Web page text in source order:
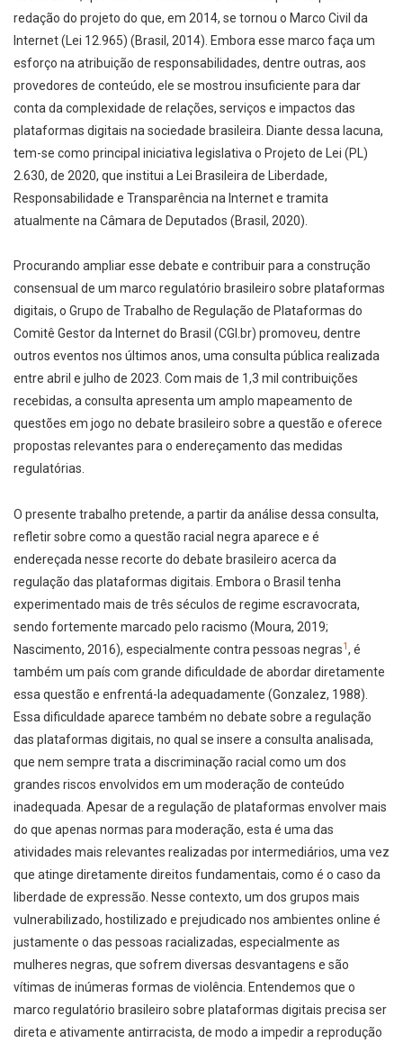
redação do projeto do que, em 2014, se tornou o Marco Civil da
Internet (Lei 12.965) (Brasil, 2014). Embora esse marco faça um
esforço na atribuição de responsabilidades, dentre outras, aos
provedores de conteúdo, ele se mostrou insuficiente para dar
conta da complexidade de relações, serviços e impactos das
plataformas digitais na sociedade brasileira. Diante dessa lacuna,
tem-se como principal iniciativa legislativa o Projeto de Lei (PL)
2.630, de 2020, que institui a Lei Brasileira de Liberdade,
Responsabilidade e Transparência na Internet e tramita
atualmente na Câmara de Deputados (Brasil, 2020).
Procurando ampliar esse debate e contribuir para a construção
consensual de um marco regulatório brasileiro sobre plataformas
digitais, o Grupo de Trabalho de Regulação de Plataformas do
Comitê Gestor da Internet do Brasil (CGI.br) promoveu, dentre
outros eventos nos últimos anos, uma consulta pública realizada
entre abril e julho de 2023. Com mais de 1,3 mil contribuições
recebidas, a consulta apresenta um amplo mapeamento de
questões em jogo no debate brasileiro sobre a questão e oferece
propostas relevantes para o endereçamento das medidas
regulatórias.
O presente trabalho pretende, a partir da análise dessa consulta,
refletir sobre como a questão racial negra aparece e é
endereçada nesse recorte do debate brasileiro acerca da
regulação das plataformas digitais. Embora o Brasil tenha
experimentado mais de três séculos de regime escravocrata,
sendo fortemente marcado pelo racismo (Moura, 2019;
Nascimento, 2016), especialmente contra pessoas negras1, é
também um país com grande dificuldade de abordar diretamente
essa questão e enfrentá-la adequadamente (Gonzalez, 1988).
Essa dificuldade aparece também no debate sobre a regulação
das plataformas digitais, no qual se insere a consulta analisada,
que nem sempre trata a discriminação racial como um dos
grandes riscos envolvidos em um moderação de conteúdo
inadequada. Apesar de a regulação de plataformas envolver mais
do que apenas normas para moderação, esta é uma das
atividades mais relevantes realizadas por intermediários, uma vez
que atinge diretamente direitos fundamentais, como é o caso da
liberdade de expressão. Nesse contexto, um dos grupos mais
vulnerabilizado, hostilizado e prejudicado nos ambientes online é
justamente o das pessoas racializadas, especialmente as
mulheres negras, que sofrem diversas desvantagens e são
vítimas de inúmeras formas de violência. Entendemos que o
marco regulatório brasileiro sobre plataformas digitais precisa ser
direta e ativamente antirracista, de modo a impedir a reprodução